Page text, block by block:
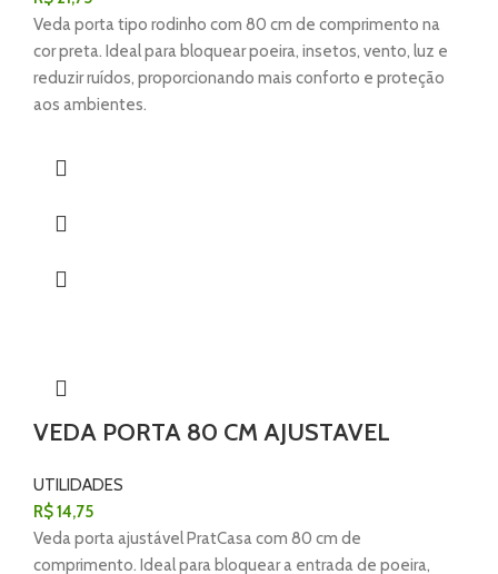
Veda porta tipo rodinho com 80 cm de comprimento na
cor preta. Ideal para bloquear poeira, insetos, vento, luz e
reduzir ruídos, proporcionando mais conforto e proteção
aos ambientes.
VEDA PORTA 80 CM AJUSTAVEL
UTILIDADES
R$14,75
Veda porta ajustável PratCasa com 80 cm de
comprimento. Ideal para bloquear a entrada de poeira,